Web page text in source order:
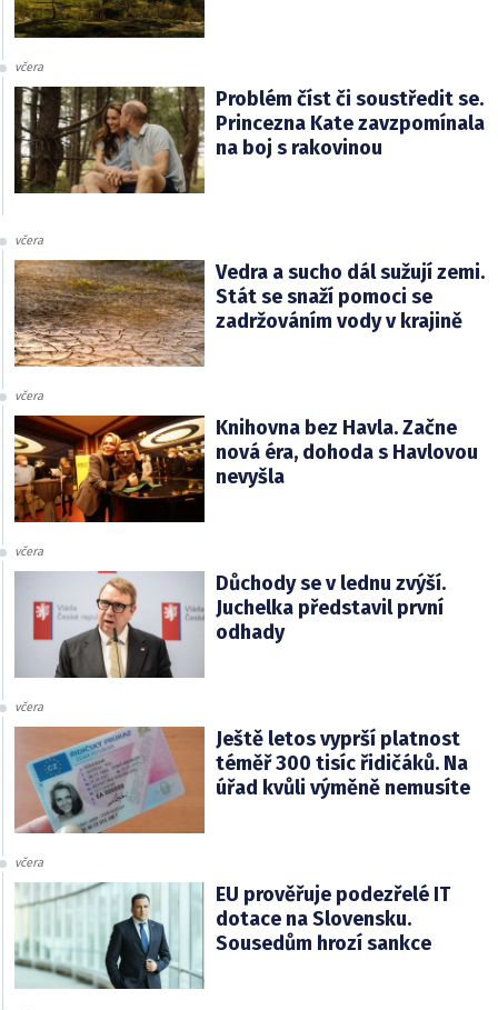
včera
Problém číst či soustředit se.
Princezna Kate zavzpomínala
na boj s rakovinou
včera
Vedra a sucho dál sužují zemi.
Stát se snaží pomoci se
zadržováním vody v krajině
včera
Knihovna bez Havla. Začne
nová éra, dohoda s Havlovou
nevyšla
včera
Důchody se v lednu zvýší.
Juchelka představil první
odhady
včera
Ještě letos vyprší platnost
téměř 300 tisíc řidičáků. Na
úřad kvůli výměně nemusíte
včera
EU prověřuje podezřelé IT
dotace na Slovensku.
Sousedům hrozí sankce